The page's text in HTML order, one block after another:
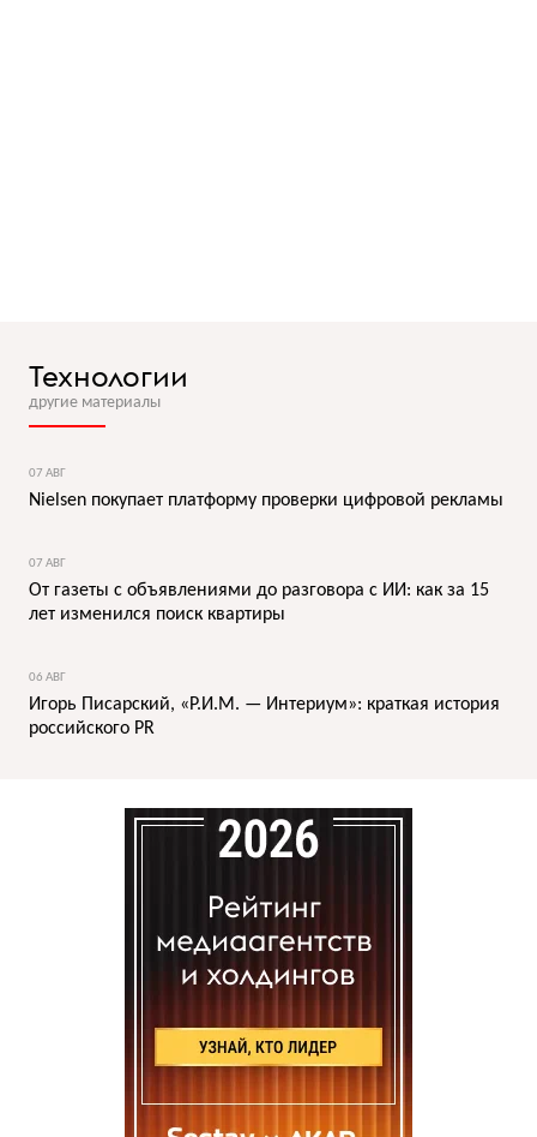
Технологии
другие материалы
07 АВГ
Nielsen покупает платформу проверки цифровой рекламы
07 АВГ
От газеты с объявлениями до разговора с ИИ: как за 15
лет изменился поиск квартиры
06 АВГ
Игорь Писарский, «Р.И.М. — Интериум»: краткая история
российского PR